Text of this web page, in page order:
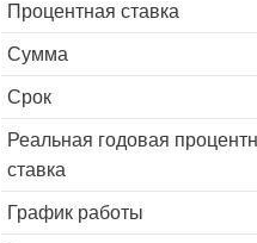
Процентная ставка
Сумма
Срок
Реальная годовая
ставка
График работы